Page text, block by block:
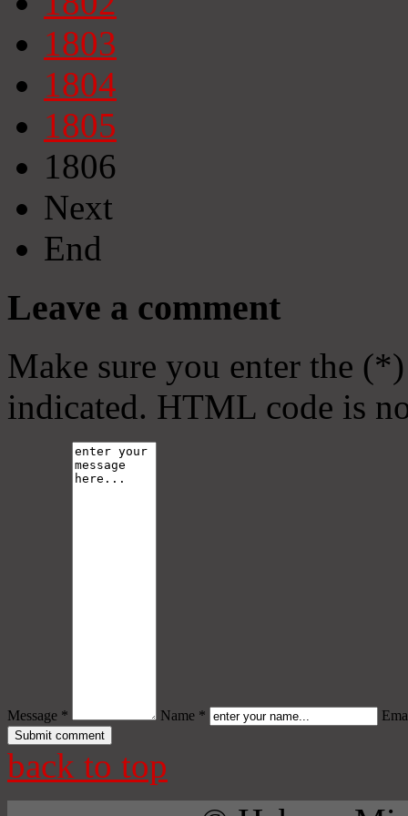
1803
1804
1805
1806
Next
End
Leave a comment
Make sure you enter the
indicated. HTML code is
Message * Name *
back to top